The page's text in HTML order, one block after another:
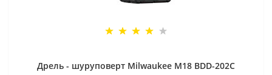
Дрель - шуруповерт Milwaukee M18 BDD-202C